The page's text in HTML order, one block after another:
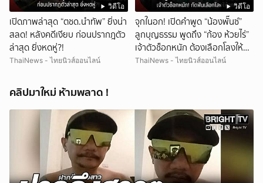
วิดีโอ
เปิดภาพล่าสุด “ตชด.นำทัพ” ยิ่งน่า
สลด! หลังคดีเงียบ ก่อนปรากฎตัว
ล่าสุด ยิ่งหดหู่?!
ThaiNews - ไทยนิวส์ออนไลน์
วิดีโอ
จุกในอก! เปิดคำพูด “น้องพั๊นซ์”
ลูกบุญธรรม พูดถึง “ก้อง ห้วยไร่”
เจ้าตัวช็อกหนัก ต้องเลือกโลงให้
ลูก!
ThaiNews - ไทยนิวส์ออนไลน์
คลิปมาใหม่ ห้ามพลาด !